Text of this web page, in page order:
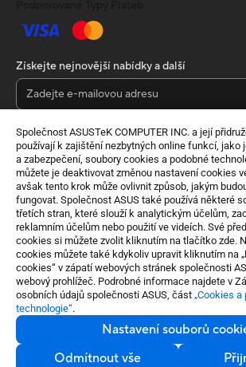
Společnost ASUSTeK COMPUTER INC. a její
používají k zajištění nezbytných online funkcí, jako
a zabezpečení, soubory cookies a podobné
můžete je deaktivovat změnou nastavení cookies
avšak tento krok může ovlivnit způsob, jakým
fungovat. Společnost ASUS také používá některé
třetích stran, které slouží k analytickým účelům,
reklamním účelům nebo použití ve videích. Své
cookies si můžete zvolit kliknutím na tlačítko zde.
cookies můžete také kdykoliv upravit kliknutím na
cookies“ v zápatí webových stránek společnosti
webový prohlížeč. Podrobné informace najdete v
osobních údajů společnosti ASUS, část „Cookies a
technologie“.
Nastavení souborů
Odmítnout vše
Získejte nejnovější nabídky a další
Czech Republic / Čeština
©ASUSTeK Computer Inc. Všechna
vyhrazena.
Podmínky použití
Nastavení souborů cookies